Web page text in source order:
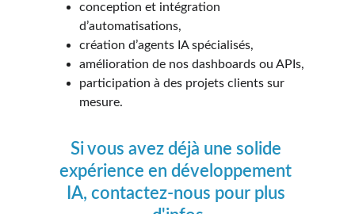
conception et intégration
d’automatisations,
création d’agents IA spécialisés,
amélioration de nos dashboards ou APIs,
participation à des projets clients sur
mesure.
Si vous avez déjà une solide
expérience en développement
IA, contactez-nous pour plus